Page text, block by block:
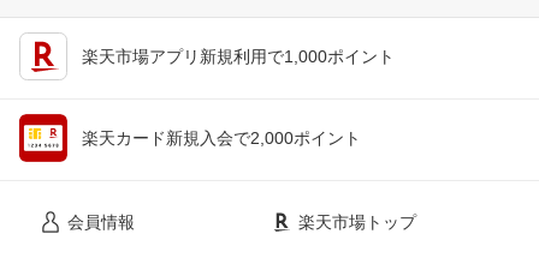
楽天市場アプリ新規利用で1,000ポイント
楽天カード新規入会で2,000ポイント
会員情報 楽天市場トップ